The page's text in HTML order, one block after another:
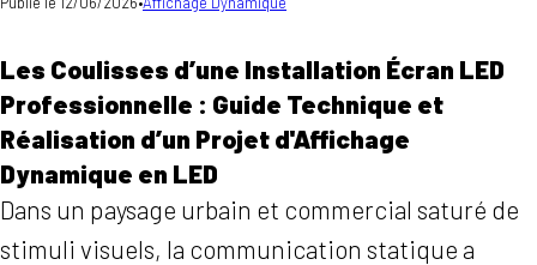
Les Coulisses d’une Installation Écran LED
Professionnelle : Guide Technique et
Réalisation d’un Projet d'Affichage
Dynamique en LED
Dans un paysage urbain et commercial saturé de
stimuli visuels, la communication statique a